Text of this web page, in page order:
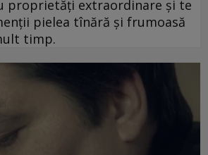
proprietăți extraordinare și te
pielea tînără și frumoasă
timp.